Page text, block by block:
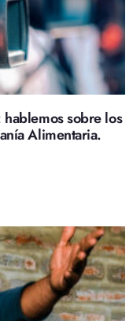
sobre los
Alimentaria.